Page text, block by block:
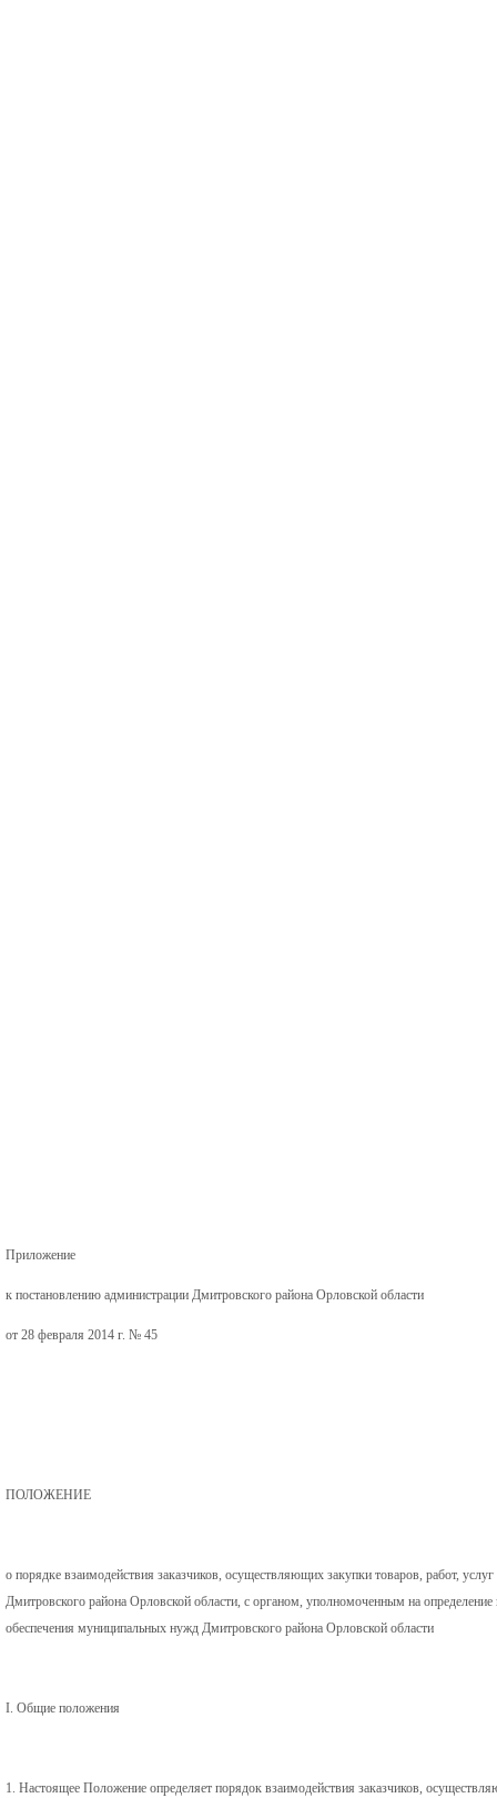
Приложение
к постановлению администрации Дмитровского района Орловской области
от 28 февраля 2014 г. № 45
ПОЛОЖЕНИЕ
о порядке взаимодействия заказчиков, осуществляющих закупки товаров, работ,
Дмитровского района Орловской области, с органом, уполномоченным на
обеспечения муниципальных нужд Дмитровского района Орловской области
I. Общие положения
1. Настоящее Положение определяет порядок взаимодействия заказчиков,